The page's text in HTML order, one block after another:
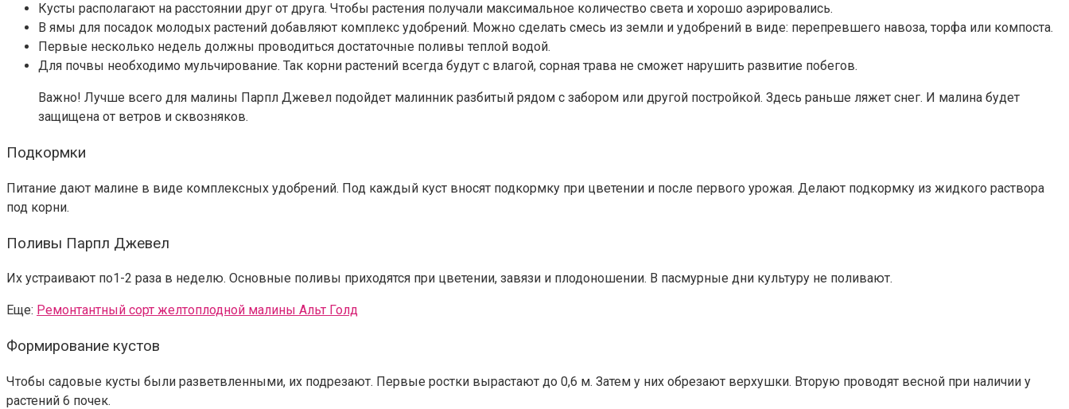
Кусты располагают на расстоянии друг от друга. Чтобы растения получали максимальное количество света и хорошо аэрировались.
В ямы для посадок молодых растений добавляют комплекс удобрений. Можно сделать смесь из земли и удобрений в виде: перепревшего навоза, торфа или компоста.
Первые несколько недель должны проводиться достаточные поливы теплой водой.
Для почвы необходимо мульчирование. Так корни растений всегда будут с влагой, сорная трава не сможет нарушить развитие побегов.
Важно! Лучше всего для малины Парпл Джевел подойдет малинник разбитый рядом с забором или другой постройкой. Здесь раньше ляжет снег. И малина будет
защищена от ветров и сквозняков.
Подкормки
Питание дают малине в виде комплексных удобрений. Под каждый куст вносят подкормку при цветении и после первого урожая. Делают подкормку из жидкого раствора
под корни.
Поливы Парпл Джевел
Их устраивают по1-2 раза в неделю. Основные поливы приходятся при цветении, завязи и плодоношении. В пасмурные дни культуру не поливают.
Еще: Ремонтантный сорт желтоплодной малины Альт Голд
Формирование кустов
Чтобы садовые кусты были разветвленными, их подрезают. Первые ростки вырастают до 0,6 м. Затем у них обрезают верхушки. Вторую проводят весной при наличии у
растений 6 почек.